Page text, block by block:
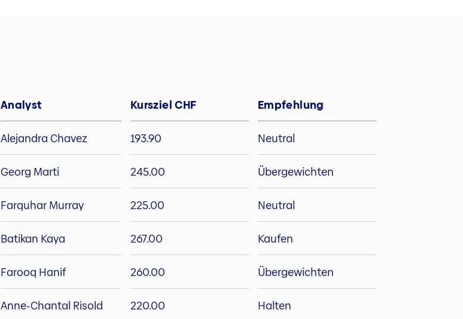
Analyst Kursziel CHF Empfehlung
Alejandra Chavez 193.90 Neutral
Georg Marti 245.00 Übergewichten
Farquhar Murray 225.00 Neutral
Batikan Kaya 267.00 Kaufen
Farooq Hanif 260.00 Übergewichten
Anne-Chantal Risold 220.00 Halten